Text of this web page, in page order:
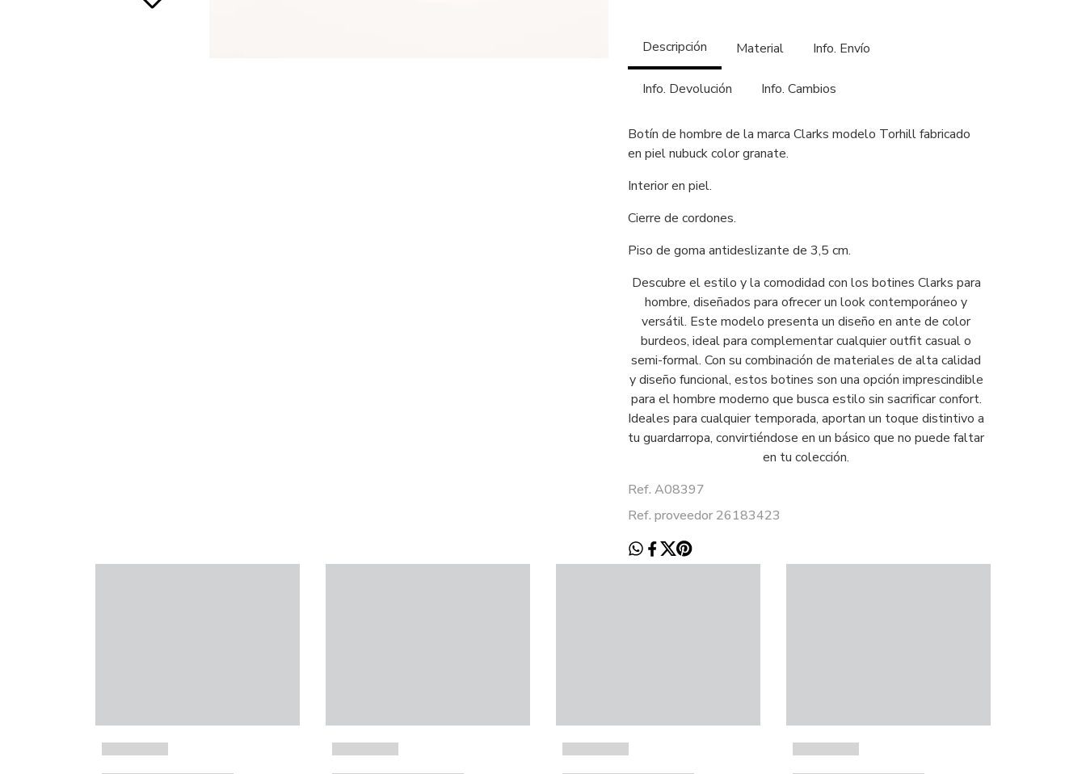
Descripción Material Info. Envío
Info. Devolución Info. Cambios
Botín de hombre de la marca Clarks modelo Torhill fabricado
en piel nubuck color granate.
Interior en piel.
Cierre de cordones.
Piso de goma antideslizante de 3,5 cm.
Descubre el estilo y la comodidad con los botines Clarks para
hombre, diseñados para ofrecer un look contemporáneo y
versátil. Este modelo presenta un diseño en ante de color
burdeos, ideal para complementar cualquier outfit casual o
semi-formal. Con su combinación de materiales de alta calidad
y diseño funcional, estos botines son una opción imprescindible
para el hombre moderno que busca estilo sin sacrificar confort.
Ideales para cualquier temporada, aportan un toque distintivo a
tu guardarropa, convirtiéndose en un básico que no puede faltar
en tu colección.
Ref. A08397
Ref. proveedor 26183423